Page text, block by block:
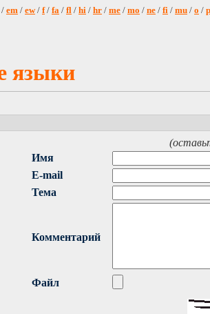
/ em / ew/ f/ fa / fl / hi / hr / me / mo / ne / fi / mu / o / p
языки
Имя
E-mail
Тема
Комментарий
Файл